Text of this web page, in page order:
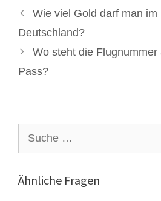
Wie viel Gold darf man im
Deutschland?
Wo steht die
Pass?
nach:
Ähnliche Fragen